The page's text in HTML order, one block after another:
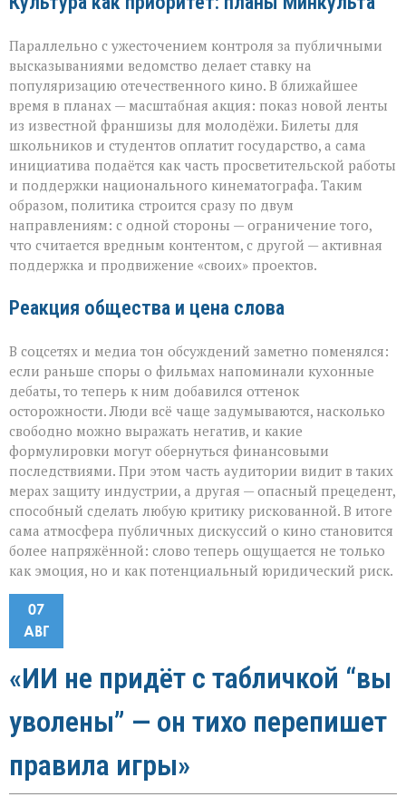
Параллельно с ужесточением контроля за публичными
высказываниями ведомство делает ставку на
популяризацию отечественного кино. В ближайшее
время в планах — масштабная акция: показ новой ленты
из известной франшизы для молодёжи. Билеты для
школьников и студентов оплатит государство, а сама
инициатива подаётся как часть просветительской работы
и поддержки национального кинематографа. Таким
образом, политика строится сразу по двум
направлениям: с одной стороны — ограничение того,
что считается вредным контентом, с другой — активная
поддержка и продвижение «своих» проектов.
Реакция общества и цена слова
В соцсетях и медиа тон обсуждений заметно поменялся:
если раньше споры о фильмах напоминали кухонные
дебаты, то теперь к ним добавился оттенок
осторожности. Люди всё чаще задумываются, насколько
свободно можно выражать негатив, и какие
формулировки могут обернуться финансовыми
последствиями. При этом часть аудитории видит в таких
мерах защиту индустрии, а другая — опасный прецедент,
способный сделать любую критику рискованной. В итоге
сама атмосфера публичных дискуссий о кино становится
более напряжённой: слово теперь ощущается не только
как эмоция, но и как потенциальный юридический риск.
07
АВГ
«ИИ не придёт с табличкой “вы
уволены” — он тихо перепишет
правила игры»